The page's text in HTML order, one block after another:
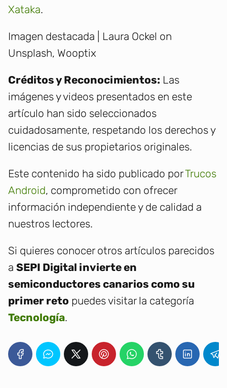
Xataka.
Imagen destacada | Laura Ockel on
Unsplash, Wooptix
Créditos y Reconocimientos: Las
imágenes y videos presentados en este
artículo han sido seleccionados
cuidadosamente, respetando los derechos y
licencias de sus propietarios originales.
Este contenido ha sido publicado porTrucos
Android, comprometido con ofrecer
información independiente y de calidad a
nuestros lectores.
Si quieres conocer otros artículos parecidos
a SEPI Digital invierte en
semiconductores canarios como su
primer reto puedes visitar la categoría
Tecnología.